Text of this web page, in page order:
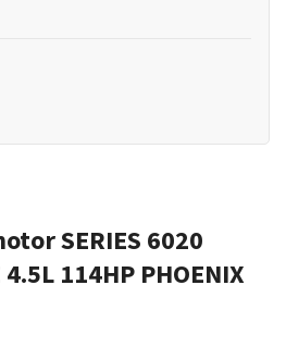
SERIES 6020
114HP PHOENIX